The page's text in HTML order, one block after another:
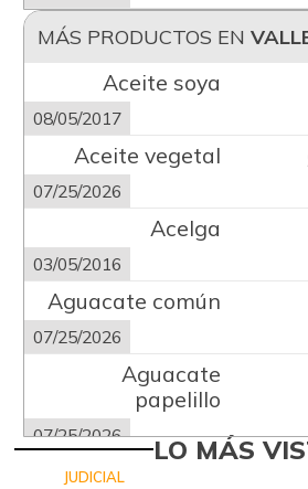
MÁS PRODUCTOS EN
Aceite soya
08/05/2017
Aceite vegetal
07/25/2026
Acelga
03/05/2016
Aguacate común
07/25/2026
Aguacate
papelillo
07/25/2026 LO MÁS
JUDICIAL